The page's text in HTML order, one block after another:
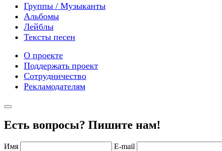
Группы / Музыканты
Альбомы
Лейблы
Тексты песен
О проекте
Поддержать проект
Сотрудничество
Рекламодателям
Есть вопросы? Пишите нам!
Имя E-mail